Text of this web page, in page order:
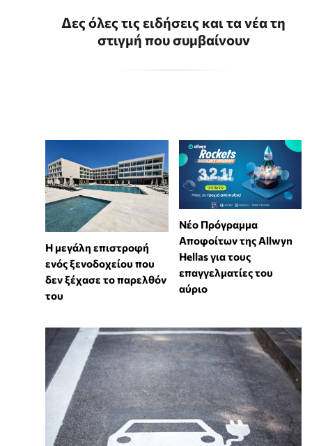
Δες όλες τις ειδήσεις και τα νέα τη
στιγμή που συμβαίνουν
Η μεγάλη επιστροφή
ενός ξενοδοχείου που
δεν ξέχασε το παρελθόν
του
Νέο Πρόγραμμα
Αποφοίτων της Allwyn
Hellas για τους
επαγγελματίες του
αύριο